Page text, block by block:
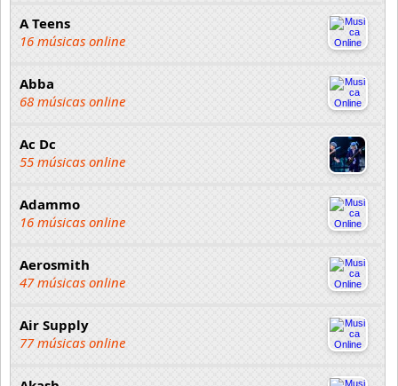
A Teens
16 músicas online
Abba
68 músicas online
Ac Dc
55 músicas online
Adammo
16 músicas online
Aerosmith
47 músicas online
Air Supply
77 músicas online